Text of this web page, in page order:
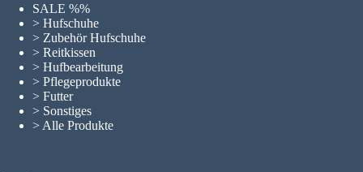
SALE %%
> Hufschuhe
> Zubehör Hufschuhe
> Reitkissen
> Hufbearbeitung
> Pflegeprodukte
> Futter
> Sonstiges
> Alle Produkte